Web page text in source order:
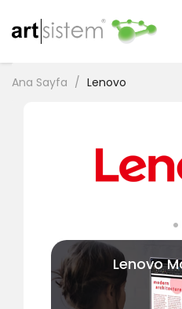
Ana Sayfa Lenovo
Lenovo